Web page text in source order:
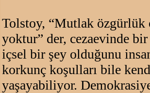
Tolstoy, “Mutlak özgürlük
yoktur” der, cezaevinde
içsel bir şey olduğunu
korkunç koşulları bile
yaşayabiliyor.